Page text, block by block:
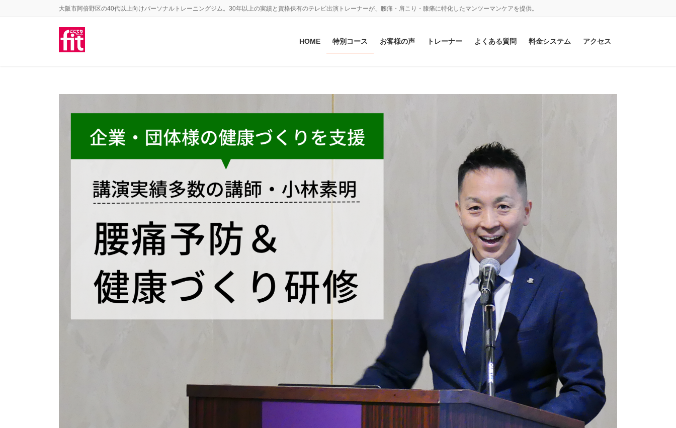
大阪市阿倍野区の40代以上向けパーソナルトレーニングジム。30年以上の実績と資格保有のテレビ出演トレーナーが、腰痛・肩こり・膝痛に特化したマンツーマンケアを提供。
HOME 特別コース お客様の声 トレーナー よくある質問 料金システム アクセス